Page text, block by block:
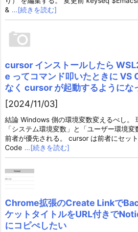
& …[続きを読む]
cursor インストールしたら
e ってコマンド叩いたときに VS
なく cursor が起動するようにな
[2024/11/03]
結論 Windows 側の環境変数変えるべし。
「システム環境変数」と「ユーザー環境変
前者が優先される。 cursor は前者にセッ
Code …[続きを読む]
Chrome拡張のCreate Linkで
ケットタイトルをURL付きで
にコピぺしたい